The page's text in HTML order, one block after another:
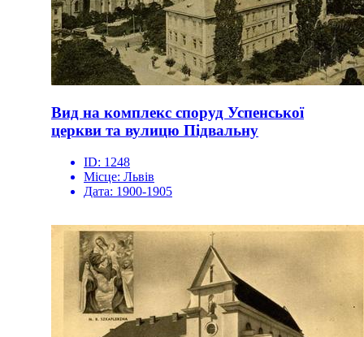
Вид на комплекс споруд Успенської
церкви та вулицю Підвальну
ID: 1248
Місце: Львів
Дата: 1900-1905